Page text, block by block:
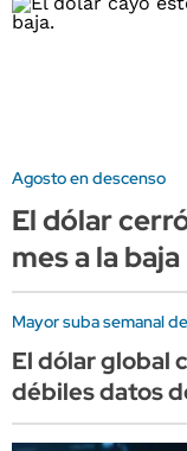
Agosto en descenso
El dólar
mes a la baja
Mayor suba semanal
El dólar global
débiles datos